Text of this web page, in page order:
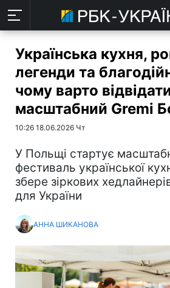
Українська кухня,
легенди та
чому варто
масштабний Gremi
10:26 18.06.2026 Чт
У Польщі стартує
фестиваль української
збере зіркових
для України
АННА ШИКАНОВА